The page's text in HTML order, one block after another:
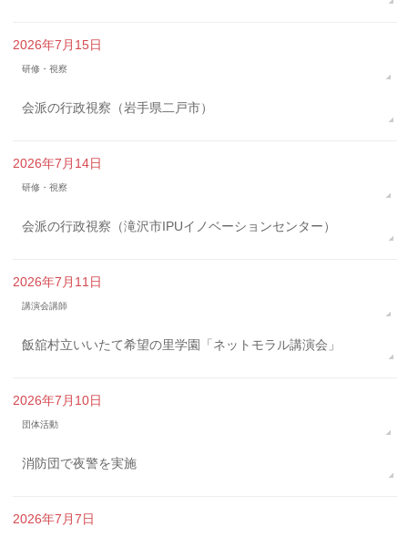
2026年7月15日
研修・視察
会派の行政視察（岩手県二戸市）
2026年7月14日
研修・視察
会派の行政視察（滝沢市IPUイノベーションセンター）
2026年7月11日
講演会講師
飯舘村立いいたて希望の里学園「ネットモラル講演会」
2026年7月10日
団体活動
消防団で夜警を実施
2026年7月7日